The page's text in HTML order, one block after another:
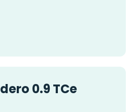
0.9 TCe